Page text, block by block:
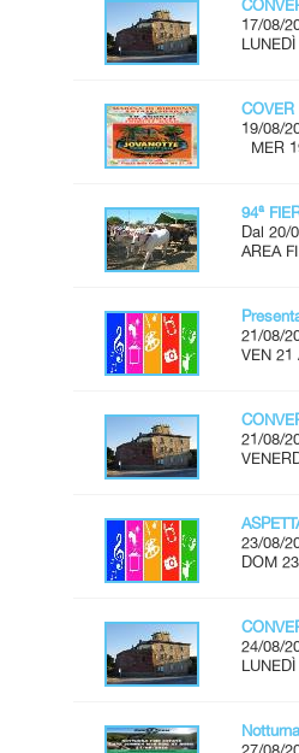
17/08/
COVER
19/08/
MER
94ª
Dal 20/
AREA
21/08/
VEN 21
21/08/
23/08/
DOM
24/08/